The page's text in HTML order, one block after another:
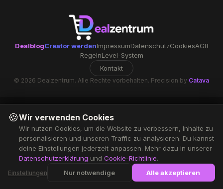
DealblogCreator werdenImpressumDatenschutzCookiesAGB
RegelnLevel-System
Kontakt
© 2026 Dealzentrum. Alle Rechte vorbehalten. Precision by Catava
🍪Wir verwenden Cookies
Wir nutzen Cookies, um die Website zu verbessern, Inhalte zu
personalisieren und unseren Traffic zu analysieren. Du kannst
deine Einstellungen jederzeit anpassen. Mehr dazu in unserer
Datenschutzerklärung und Cookie-Richtlinie.
Einstellungen Nur notwendige Alle akzeptieren